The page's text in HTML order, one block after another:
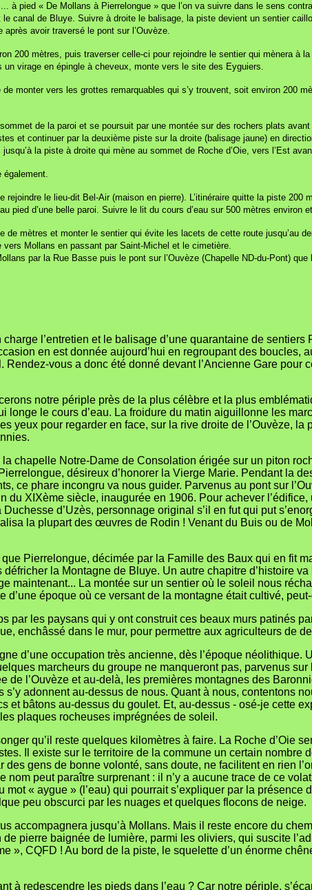
à pied « De Mollans à Pierrelongue » que l’on va suivre dans le sens
canal de Bluye. Suivre à droite le balisage, la piste devient un sentier
après avoir traversé le pont sur l’Ouvèze.
200 mètres, puis traverser celle-ci pour rejoindre le sentier qui mènera
virage en épingle à cheveux, monte vers le site des Eyguiers.
monter vers les grottes remarquables qui s’y trouvent, soit environ 200
de la paroi et se poursuit par une montée sur des rochers plats
et continuer par la deuxième piste sur la droite (balisage jaune) en
la piste à droite qui mène au sommet de Roche d’Oie, vers l’Est
également.
le lieu-dit Bel-Air (maison en pierre). L’itinéraire quitte la piste
pied d’une belle paroi. Suivre le lit du cours d’eau sur 500 mètres
mètres et monter le sentier qui évite les lacets de cette route jusqu’au
Mollans en passant par Saint-Michel et le cimetière.
par la Rue Basse puis le pont sur l’Ouvèze (Chapelle ND-du-Pont)
l’entretien et le balisage d’une quarantaine de
en est donnée aujourd’hui en regroupant des boucles,
vous a donc été donné devant l’Ancienne Gare pour
notre périple près de la plus célèbre et la plus
longe le cours d’eau. La froidure du matin aiguillonne les
yeux pour regarder en face, sur la rive droite de l’Ouvèze,
chapelle Notre-Dame de Consolation érigée sur un piton
désireux d’honorer la Vierge Marie. Pendant la
ce phare incongru va nous guider. Parvenus au pont sur
XIXème siècle, inaugurée en 1906. Pour achever
d’Uzès, personnage original s’il en fut qui put
la plupart des œuvres de Rodin ! Venant du Buis ou de
Pierrelongue, décimée par la Famille des Baux qui en fit
la Montagne de Bluye. Un autre chapitre d’histoire
maintenant... La montée sur un sentier où le soleil nous
époque où ce versant de la montagne était cultivé,
par les paysans qui y ont construit ces beaux murs patinés
enchâssé dans le mur, pour permettre aux agriculteurs de
d’une occupation très ancienne, dès l’époque
marcheurs du groupe ne manqueront pas, parvenus
de l’Ouvèze et au-delà, les premières montagnes des
s’y adonnent au-dessus de nous. Quant à nous, contentons
et bâtons au-dessus du goulet. Et, au-dessus - osé-je cette
plaques rocheuses imprégnées de soleil.
qu’il reste quelques kilomètres à faire. La Roche d’Oie
Il existe sur le territoire de la commune un certain nombre
gens de bonne volonté, sans doute, ne facilitent en rien
peut paraître surprenant : il n’y a aucune trace de ce
« aygue » (l’eau) qui pourrait s’expliquer par la
peu obscurci par les nuages et quelques flocons de neige.
accompagnera jusqu’à Mollans. Mais il reste encore du
pierre baignée de lumière, parmi les oliviers, qui suscite
», CQFD ! Au bord de la piste, le squelette d’un énorme
à redescendre les pieds dans l’eau ? Car notre périple,